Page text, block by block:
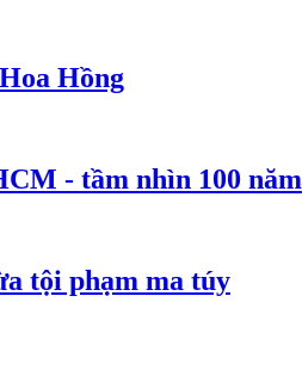
Hồng
- tầm nhìn 100 năm
tội phạm ma túy